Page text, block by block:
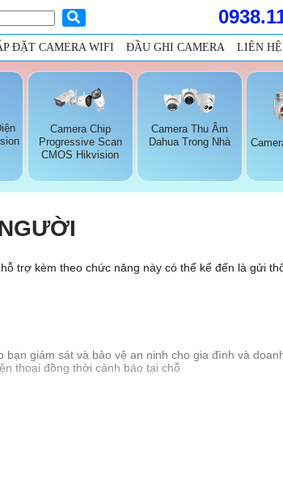
ĐẶT CAMERA WIFI ĐẦU GHI CAMERA LIÊN HỆ
Camera Chip
Progressive Scan
CMOS Hikvision
Camera Thu Âm
Dahua Trong Nhà
trợ kèm theo chức năng này có thể kể đến là gửi
giám sát và bảo vệ an ninh cho gia đình và
thoại đồng thời cảnh báo tại chỗ